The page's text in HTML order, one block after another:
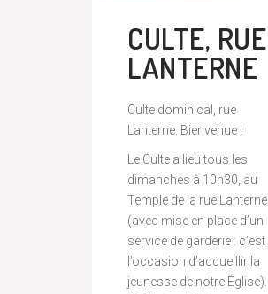
CULTE, RUE
LANTERNE
Culte dominical, rue
Lanterne. Bienvenue !
Le Culte a lieu tous les
dimanches à 10h30, au
Temple de la rue Lanterne
(avec mise en place d’un
service de garderie : c’est
l’occasion d’accueillir la
jeunesse de notre Église).